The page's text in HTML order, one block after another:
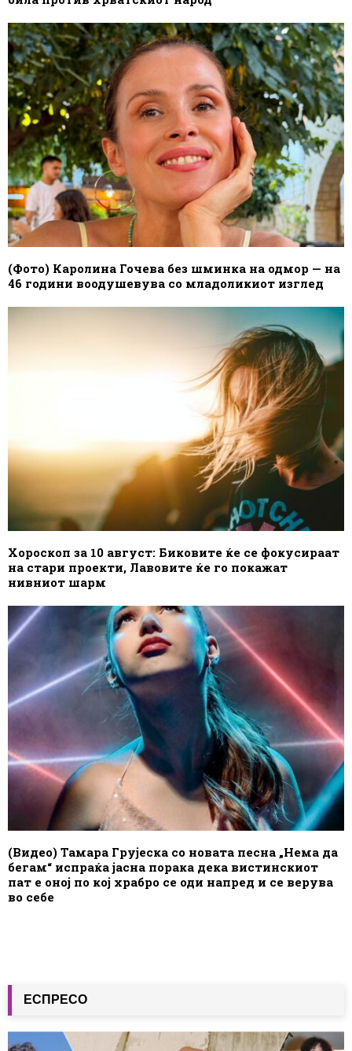
(Фото) Каролина Гочева без шминка на одмор — на
46 години воодушевува со младоликиот изглед
Хороскоп за 10 август: Биковите ќе се фокусираат
на стари проекти, Лавовите ќе го покажат
нивниот шарм
(Видео) Тамара Грујеска со новата песна „Нема да
бегам“ испраќа јасна порака дека вистинскиот
пат е оној по кој храбро се оди напред и се верува
во себе
ЕСПРЕСО